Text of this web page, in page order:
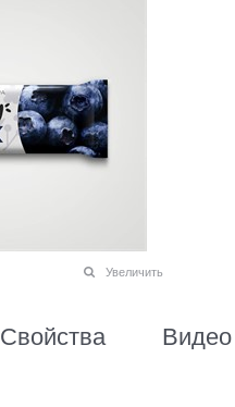
Увеличить
Свойства Видео